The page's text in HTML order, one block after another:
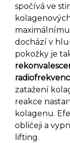
spočívá ve
dochází v
pokožky je
zatažení
reakce
kolagenu.
obličeji a
lifting.